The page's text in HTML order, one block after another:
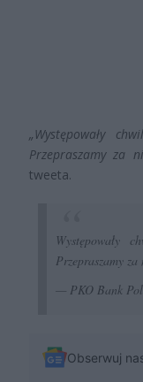
„Występowały
Przepraszamy za
tweeta.
Przepraszamy
— PKO Bank
Obserwuj